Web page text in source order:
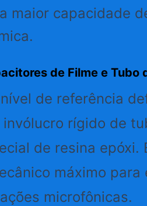
maior capacidade
de Filme e Tubo
de referência
rígido de
de resina epóxi.
máximo
microfônicas.